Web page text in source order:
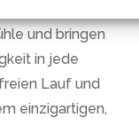
und bringen
in jede
Lauf und
einzigartigen,